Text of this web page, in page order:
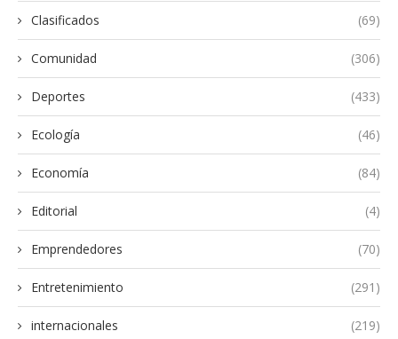
Clasificados (69)
Comunidad (306)
Deportes (433)
Ecología (46)
Economía (84)
Editorial (4)
Emprendedores (70)
Entretenimiento (291)
internacionales (219)